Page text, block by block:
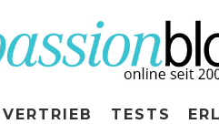
VERTRIEB TESTS